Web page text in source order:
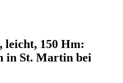
leicht, 150 Hm:
in St. Martin bei